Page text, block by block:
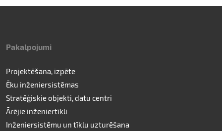
Pakalpojumi
Projektēšana, izpēte
Ēku inženiersistēmas
Stratēģiskie objekti, datu centri
Ārējie inženiertīkli
Inženiersistēmu un tīklu uzturēšana